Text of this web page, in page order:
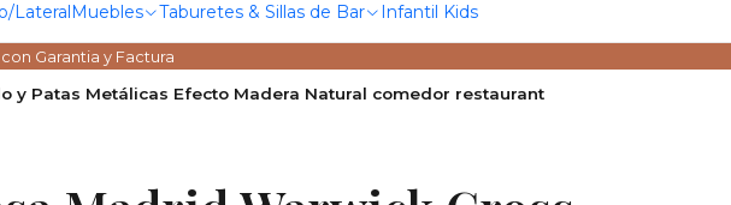
LateralMuebles Taburetes & Sillas de Bar Infantil Kids
Garantia y Factura
y Patas Metálicas Efecto Madera Natural comedor restaurant